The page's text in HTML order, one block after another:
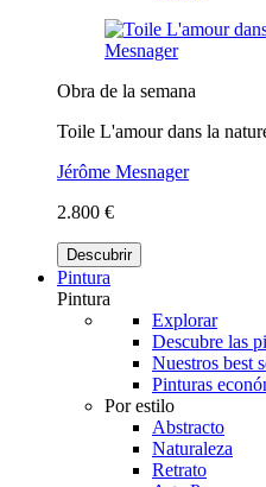
Obra de la semana
Toile L'amour dans la
Jérôme Mesnager
2.800 €
Descubrir
Pintura
Pintura
Explorar
Descubre las
Nuestros best
Pinturas
Por estilo
Abstracto
Naturaleza
Retrato